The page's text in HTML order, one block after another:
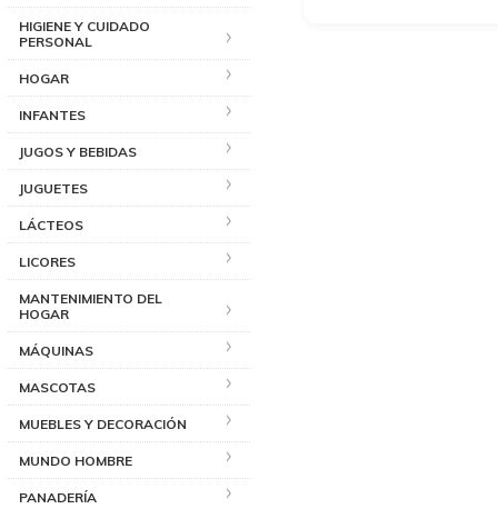
HIGIENE Y CUIDADO
PERSONAL
HOGAR
INFANTES
JUGOS Y BEBIDAS
JUGUETES
LÁCTEOS
LICORES
MANTENIMIENTO DEL
HOGAR
MÁQUINAS
MASCOTAS
MUEBLES Y DECORACIÓN
MUNDO HOMBRE
PANADERÍA